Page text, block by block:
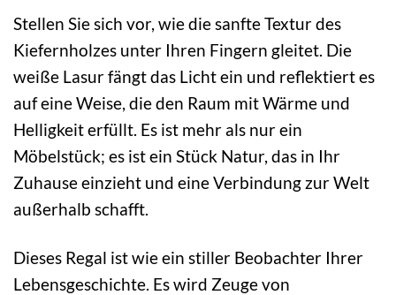
Stellen Sie sich vor, wie die sanfte Textur des
Kiefernholzes unter Ihren Fingern gleitet. Die
weiße Lasur fängt das Licht ein und reflektiert es
auf eine Weise, die den Raum mit Wärme und
Helligkeit erfüllt. Es ist mehr als nur ein
Möbelstück; es ist ein Stück Natur, das in Ihr
Zuhause einzieht und eine Verbindung zur Welt
außerhalb schafft.
Dieses Regal ist wie ein stiller Beobachter Ihrer
Lebensgeschichte. Es wird Zeuge von